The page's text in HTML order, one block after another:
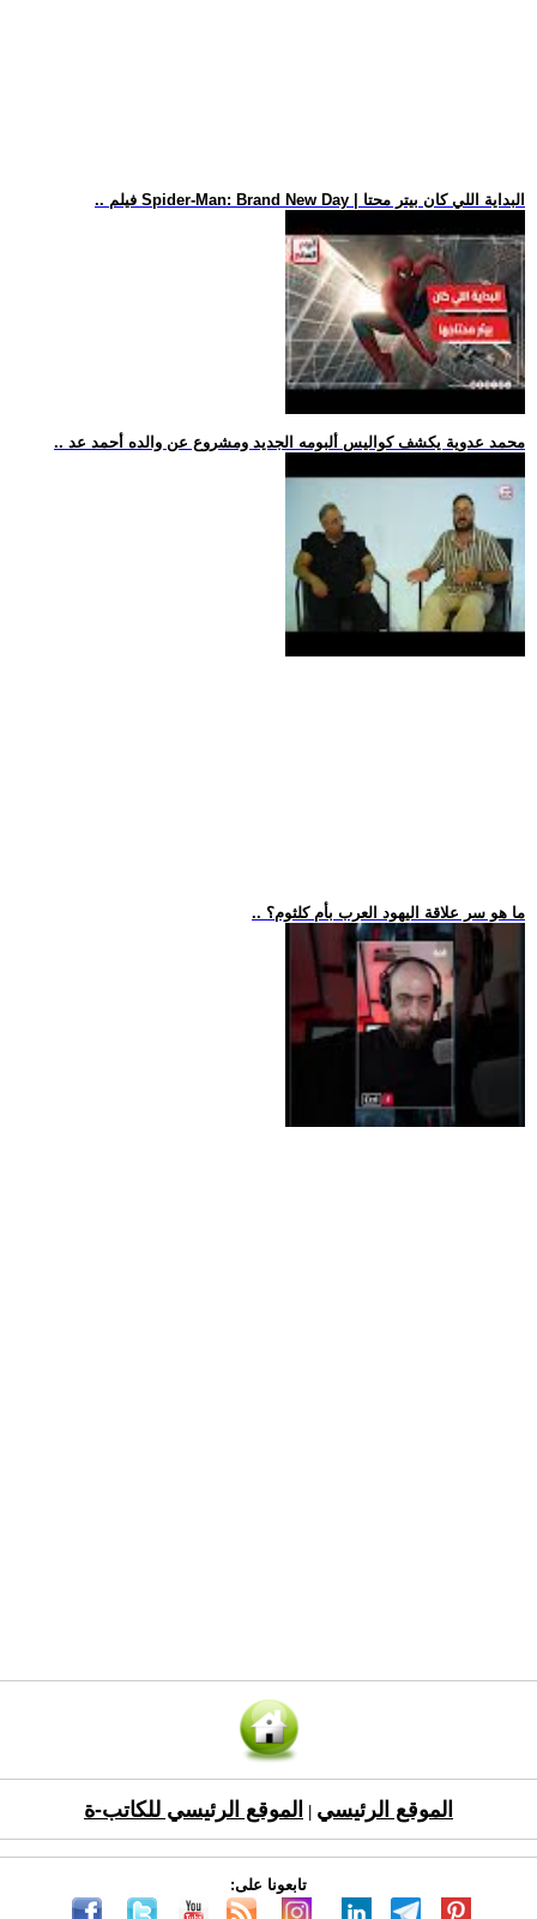
.. فيلم Spider-Man: Brand New Day | البداية اللي كان بيتر محتا
.. محمد عدوية يكشف كواليس ألبومه الجديد ومشروع عن والده أحمد عد
.. ما هو سر علاقة اليهود العرب بأم كلثوم؟
الموقع الرئيسي الموقع الرئيسي للكاتب-ة
تابعونا على: